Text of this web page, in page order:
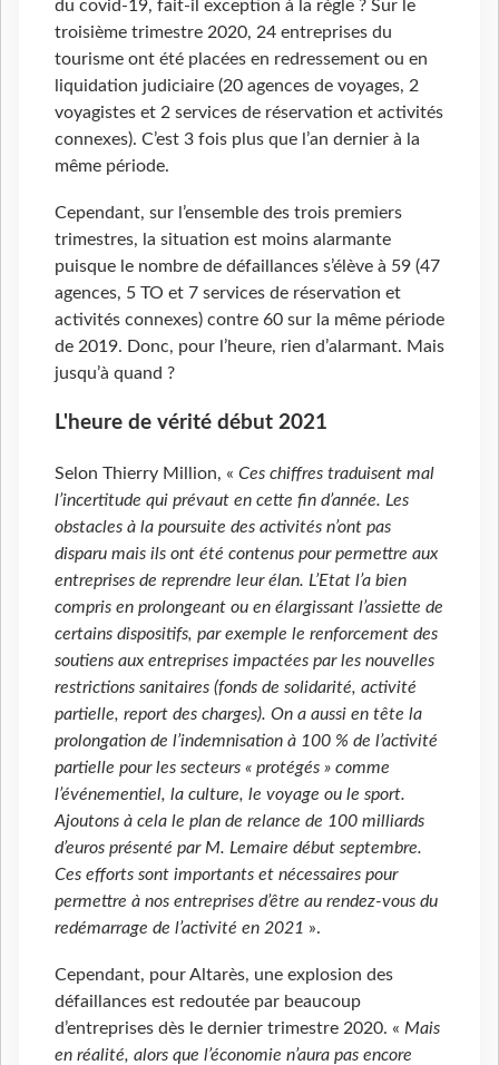
du covid-19, fait-il exception à la règle ? Sur le
troisième trimestre 2020, 24 entreprises du
tourisme ont été placées en redressement ou en
liquidation judiciaire (20 agences de voyages, 2
voyagistes et 2 services de réservation et activités
connexes). C’est 3 fois plus que l’an dernier à la
même période.
Cependant, sur l’ensemble des trois premiers
trimestres, la situation est moins alarmante
puisque le nombre de défaillances s’élève à 59 (47
agences, 5 TO et 7 services de réservation et
activités connexes) contre 60 sur la même période
de 2019. Donc, pour l’heure, rien d’alarmant. Mais
jusqu’à quand ?
L'heure de vérité début 2021
Selon Thierry Million, « Ces chiffres traduisent mal
l’incertitude qui prévaut en cette fin d’année. Les
obstacles à la poursuite des activités n’ont pas
disparu mais ils ont été contenus pour permettre aux
entreprises de reprendre leur élan. L’Etat l’a bien
compris en prolongeant ou en élargissant l’assiette de
certains dispositifs, par exemple le renforcement des
soutiens aux entreprises impactées par les nouvelles
restrictions sanitaires (fonds de solidarité, activité
partielle, report des charges). On a aussi en tête la
prolongation de l’indemnisation à 100 % de l’activité
partielle pour les secteurs « protégés » comme
l’événementiel, la culture, le voyage ou le sport.
Ajoutons à cela le plan de relance de 100 milliards
d’euros présenté par M. Lemaire début septembre.
Ces efforts sont importants et nécessaires pour
permettre à nos entreprises d’être au rendez-vous du
redémarrage de l’activité en 2021 ».
Cependant, pour Altarès, une explosion des
défaillances est redoutée par beaucoup
d’entreprises dès le dernier trimestre 2020. « Mais
en réalité, alors que l’économie n’aura pas encore